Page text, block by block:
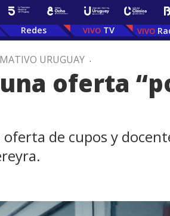
Redes TV
URUGUAY .
oferta
de cupos y